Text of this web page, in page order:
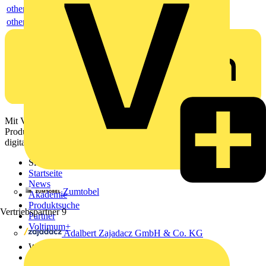
Zumtobel
Vertriebspartner 9
Adalbert Zajadacz GmbH & Co. KG
others
others
Mit Voltimum erhalten Elektrofachkräfte Zugang zu Branchennews,
Produktinformationen, Schulungen und Tools – alles auf einer
digitalen Plattform und Community.
Sitemap
Startseite
News
Akademie
Produktsuche
Partner
Voltimum+
Weitere Links